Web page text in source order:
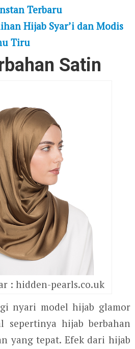
Terbaru
Hijab Syar’i dan Modis
Tiru
Satin
: hidden-pearls.co.uk
nyari model hijab glamor
sepertinya hijab berbahan
yang tepat. Efek dari hijab